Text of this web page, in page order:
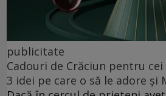
publicitate
Cadouri de Crăciun pentru
3 idei pe care o să le adore și